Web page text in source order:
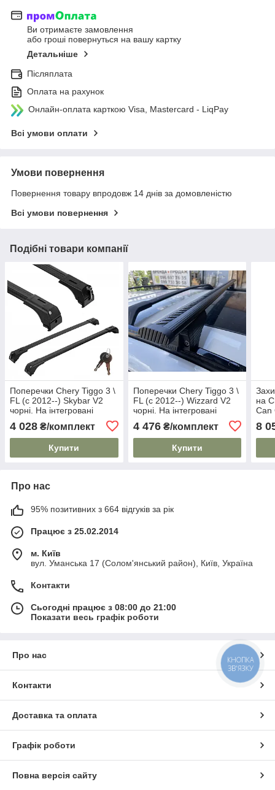
Ви отримаєте замовлення
або гроші повернуться на вашу картку
Детальніше
Післяплата
Оплата на рахунок
Онлайн-оплата карткою Visa, Mastercard - LiqPay
Всі умови оплати
Умови повернення
Повернення товару впродовж 14 днів за домовленістю
Всі умови повернення
Подібні товари компанії
Поперечки Chery Tiggo 3 \
FL (c 2012--) Skybar V2
чорні. На інтегровані
4 028 ₴/комплект
Купити
Поперечки Chery Tiggo 3 \
FL (c 2012--) Wizzard V2
чорні. На інтегровані
4 476₴/комплект
Купити
на
Can
8
Про нас
95% позитивних з 664 відгуків за рік
Працює з 25.02.2014
м. Київ
вул. Уманська 17 (Солом'янський район), Київ, Україна
Контакти
Сьогодні працює з 08:00 до 21:00
Показати весь графік роботи
Про нас
Контакти
Доставка та оплата
Графік роботи
Повна версія сайту
КНОПКА
ЗВ'ЯЗКУ